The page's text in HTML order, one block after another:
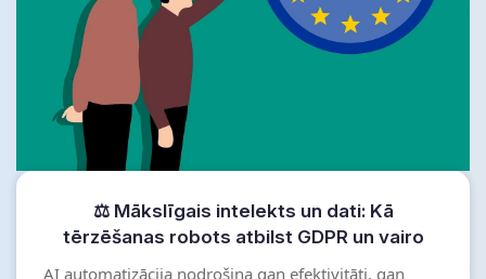
⚖ Mākslīgais intelekts un dati: Kā
tērzēšanas robots atbilst GDPR un vairo
uzticēšanos
AI automatizācija nodrošina gan efektivitāti, gan